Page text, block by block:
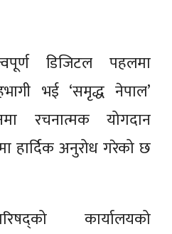
डिजिटल पहलमा
भई ‘समृद्ध नेपाल’
रचनात्मक योगदान
हार्दिक अनुरोध गरेको छ
कार्यालयको